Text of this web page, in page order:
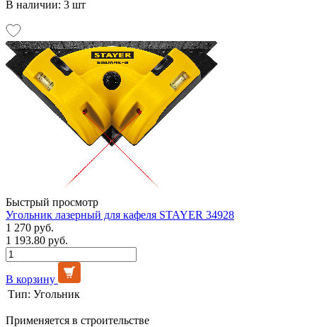
В наличии: 3 шт
Быстрый просмотр
Угольник лазерный для кафеля STAYER 34928
1 270 руб.
1 193.80 руб.
В корзину
Тип: Угольник
Применяется в строительстве